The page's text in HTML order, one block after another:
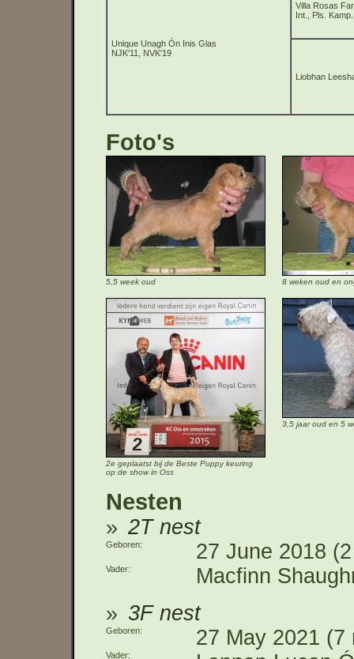
Unique Unagh Ón Inis Glas
NJK'11, NVK'19
Villa Rosas
Int., Pls. Kamp.
Liobhan
Foto's
5,5 week oud 8 weken oud en
2e geplaatst bij de Beste Puppy keuring
op de show in Oss
3,5 jaar oud en 5
Nesten
2T nest
Geboren 27 June 2018
Vader
Macfinn
3F nest
Geboren 27 May 2021 (7
Vader